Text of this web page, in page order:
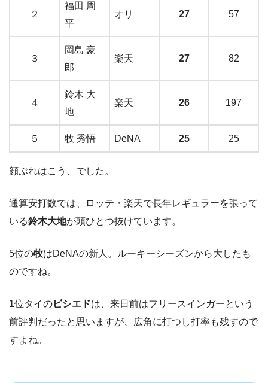
２
福田 周
平
オリ 27 57
３
岡島 豪
郎
楽天 27 82
４
鈴木 大
地
楽天 26 197
５ 牧 秀悟 DeNA 25 25
顔ぶれはこう、でした。
通算安打数では、ロッテ・楽天で長年レギュラーを張って
いる鈴木大地が頭ひとつ抜けています。
5位の牧はDeNAの新人。ルーキーシーズンから大したも
のですね。
1位タイのビシエドは、来日前はフリースインガーという
前評判だったと思いますが、広角に打つし打率も残すので
すよね。